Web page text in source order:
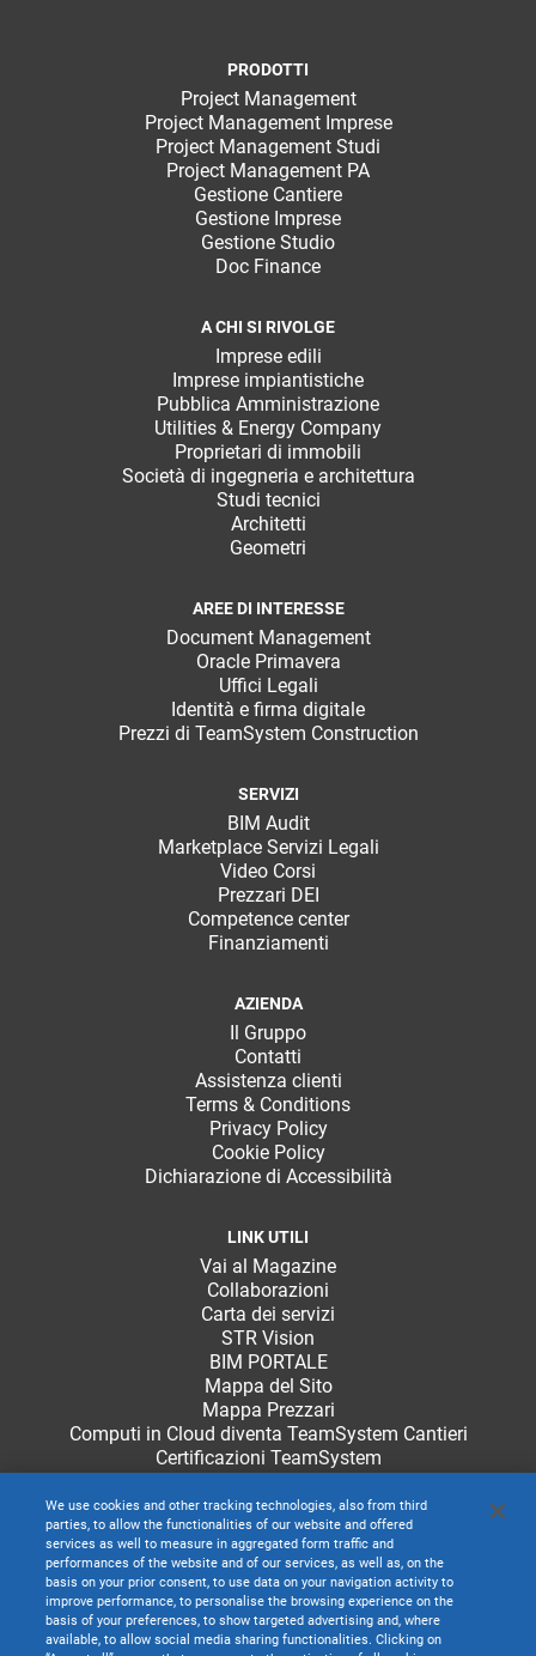
PRODOTTI
Project Management
Project Management Imprese
Project Management Studi
Project Management PA
Gestione Cantiere
Gestione Imprese
Gestione Studio
Doc Finance
A CHI SI RIVOLGE
Imprese edili
Imprese impiantistiche
Pubblica Amministrazione
Utilities & Energy Company
Proprietari di immobili
Società di ingegneria e architettura
Studi tecnici
Architetti
Geometri
AREE DI INTERESSE
Document Management
Oracle Primavera
Uffici Legali
Identità e firma digitale
Prezzi di TeamSystem Construction
SERVIZI
BIM Audit
Marketplace Servizi Legali
Video Corsi
Prezzari DEI
Competence center
Finanziamenti
AZIENDA
Il Gruppo
Contatti
Assistenza clienti
Terms & Conditions
Privacy Policy
Cookie Policy
Dichiarazione di Accessibilità
LINK UTILI
Vai al Magazine
Collaborazioni
Carta dei servizi
STR Vision
BIM PORTALE
Mappa del Sito
Mappa Prezzari
Computi in Cloud diventa TeamSystem Cantieri
Certificazioni TeamSystem
We use cookies and other tracking technologies, also from third
parties, to allow the functionalities of our website and offered
services as well to measure in aggregated form traffic and
performances of the website and of our services, as well as, on the
basis on your prior consent, to use data on your navigation activity to
improve performance, to personalise the browsing experience on the
basis of your preferences, to show targeted advertising and, where
available, to allow social media sharing functionalities. Clicking on